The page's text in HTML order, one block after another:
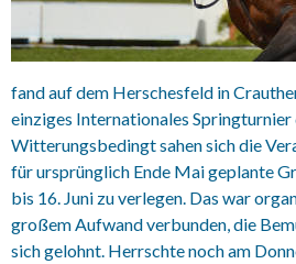
fand auf dem Herschesfeld in
einziges Internationales Springturnier
Witterungsbedingt sahen sich die
für ursprünglich Ende Mai geplante
bis 16. Juni zu verlegen. Das war
großem Aufwand verbunden, die
sich gelohnt. Herrschte noch am